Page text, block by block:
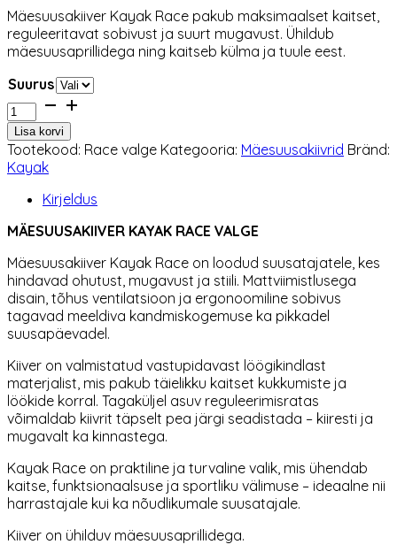
oli:
75,00 €.
on:
56,25 €.
Mäesuusakiiver Kayak Race pakub maksimaalset kaitset,
reguleeritavat sobivust ja suurt mugavust. Ühildub
mäesuusaprillidega ning kaitseb külma ja tuule eest.
Suurus
Mäesuusakiiver
Kayak
Race
valge
kogus
Lisa korvi
Tootekood: Race valge Kategooria: Mäesuusakiivrid Bränd:
Kayak
Kirjeldus
MÄESUUSAKIIVER KAYAK RACE VALGE
Mäesuusakiiver Kayak Race on loodud suusatajatele, kes
hindavad ohutust, mugavust ja stiili. Mattviimistlusega
disain, tõhus ventilatsioon ja ergonoomiline sobivus
tagavad meeldiva kandmiskogemuse ka pikkadel
suusapäevadel.
Kiiver on valmistatud vastupidavast löögikindlast
materjalist, mis pakub täielikku kaitset kukkumiste ja
löökide korral. Tagaküljel asuv reguleerimisratas
võimaldab kiivrit täpselt pea järgi seadistada – kiiresti ja
mugavalt ka kinnastega.
Kayak Race on praktiline ja turvaline valik, mis ühendab
kaitse, funktsionaalsuse ja sportliku välimuse – ideaalne nii
harrastajale kui ka nõudlikumale suusatajale.
Kiiver on ühilduv mäesuusaprillidega.